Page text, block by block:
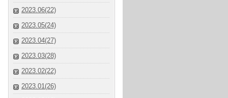
2023.06(22)
2023.05(24)
2023.04(27)
2023.03(28)
2023.02(22)
2023.01(26)